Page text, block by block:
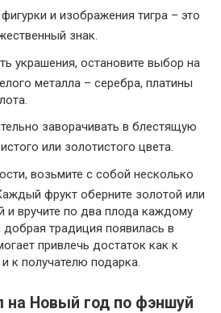
и изображения тигра – это
знак.
украшения, остановите выбор на
металла – серебра, платины
заворачивать в блестящую
или золотистого цвета.
возьмите с собой несколько
фрукт оберните золотой или
и вручите по два плода каждому
добрая традиция появилась в
привлечь достаток как к
к получателю подарка.
на Новый год по фэншуй